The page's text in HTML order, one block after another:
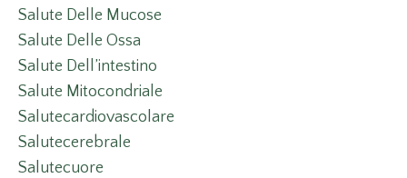
Salute Delle Mucose
Salute Delle Ossa
Salute Dell’intestino
Salute Mitocondriale
Salutecardiovascolare
Salutecerebrale
Salutecuore